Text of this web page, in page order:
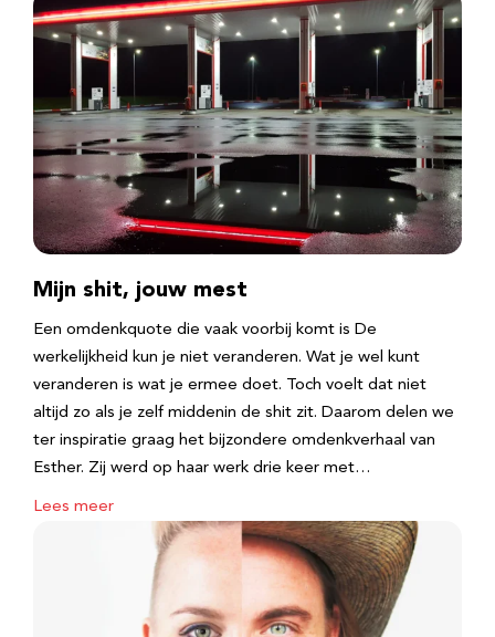
Mijn shit, jouw mest
Een omdenkquote die vaak voorbij komt is De
werkelijkheid kun je niet veranderen. Wat je wel kunt
veranderen is wat je ermee doet. Toch voelt dat niet
altijd zo als je zelf middenin de shit zit. Daarom delen we
ter inspiratie graag het bijzondere omdenkverhaal van
Esther. Zij werd op haar werk drie keer met…
Lees meer